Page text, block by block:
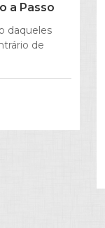
a Passo
daqueles
de